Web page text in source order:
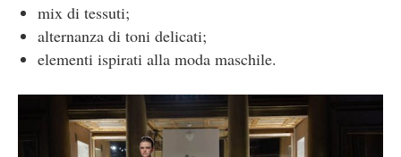
mix di tessuti;
alternanza di toni delicati;
elementi ispirati alla moda maschile.